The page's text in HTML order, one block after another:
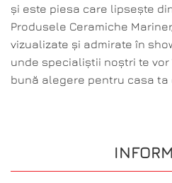
și este piesa care lipsește
Produsele Ceramiche
vizualizate și admirate în
unde specialiștii noștri te
bună alegere pentru casa ta